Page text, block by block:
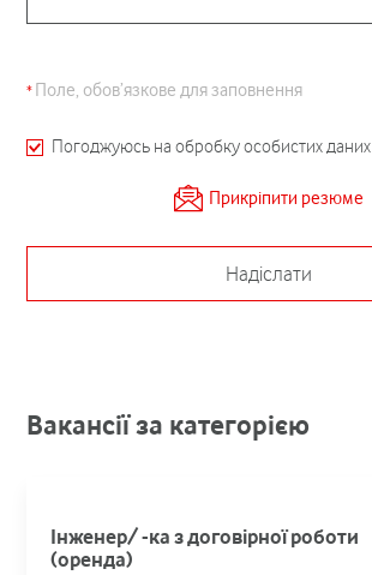
Вакансії за категорією
Інженер/ -ка з договірної роботи
(оренда)
Поле, обов’язкове для заповнення
Погоджуюсь на обробку особистих даних
Прикріпити резюме
Надіслати